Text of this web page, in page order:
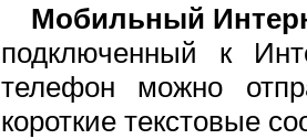
Мобильный
подключенный к
телефон можно
короткие текстовые